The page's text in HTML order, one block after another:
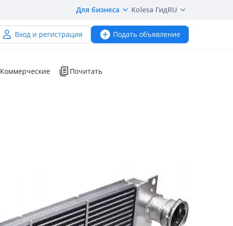
Для бизнеса Kolesa ГидRU
Вход и регистрация Подать объявление
Коммерческие Почитать